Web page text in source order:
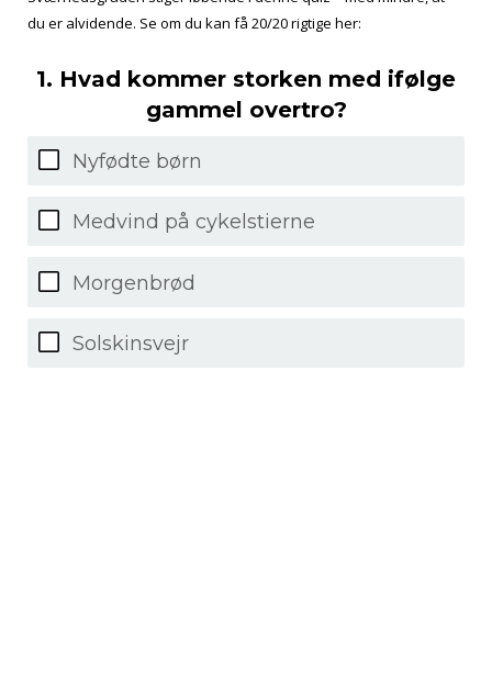
du er alvidende. Se om du kan få 20/20 rigtige her:
1. Hvad kommer storken med ifølge
gammel overtro?
Nyfødte børn
Medvind på cykelstierne
Morgenbrød
Solskinsvejr